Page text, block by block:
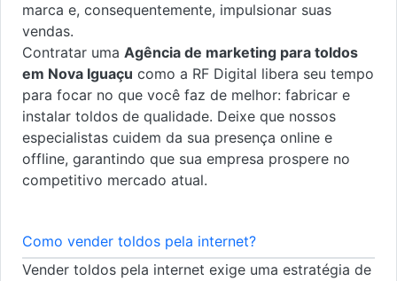
marca e, consequentemente, impulsionar suas
vendas.
Contratar uma Agência de marketing para toldos
em Nova Iguaçu como a RF Digital libera seu tempo
para focar no que você faz de melhor: fabricar e
instalar toldos de qualidade. Deixe que nossos
especialistas cuidem da sua presença online e
offline, garantindo que sua empresa prospere no
competitivo mercado atual.
Como vender toldos pela internet?
Vender toldos pela internet exige uma estratégia de